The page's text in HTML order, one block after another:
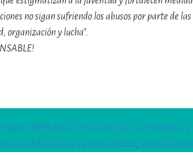
no sigan sufriendo los abusos por parte de
organización y lucha”.
, EPM exD2, Espacio para la Memoria
el gatillo fácil y la impunidad, verdad